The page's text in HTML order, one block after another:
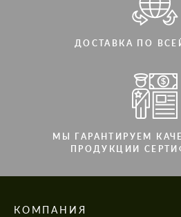
ДОСТАВКА ПО
МЫ ГАРАНТИРУЕМ
ПРОДУКЦИИ
КОМПАНИЯ